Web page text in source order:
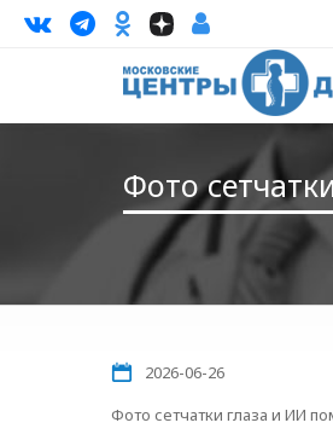
Фото
2026-06-26
Фото сетчатки глаза и ИИ